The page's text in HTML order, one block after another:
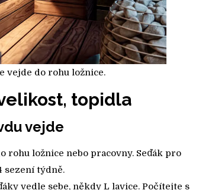
vejde do rohu ložnice.
topidla
vejde
rohu ložnice nebo pracovny. Seďák pro
sezení týdně.
vedle sebe, někdy L lavice. Počítejte s